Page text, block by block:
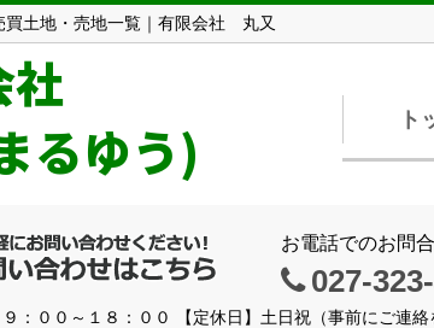
買土地・売地一覧｜有限会社 丸又
社
るゆう)
ト
お電話でのお問
027-
９：００～１８：００ 【定休日】土日祝（事前にご連